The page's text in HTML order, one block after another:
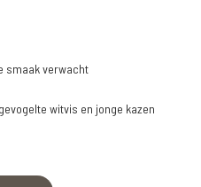
smaak verwacht
witvis en jonge kazen